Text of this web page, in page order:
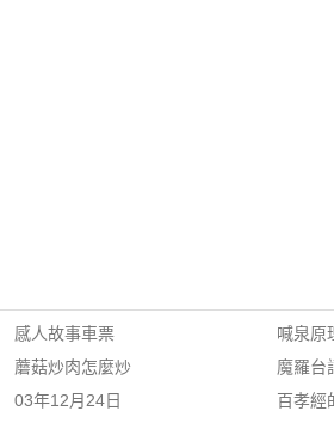
感人故事車票
蘑菇炒肉怎麼炒
03年12月24日
喊泉原
魔羅台
百孝經